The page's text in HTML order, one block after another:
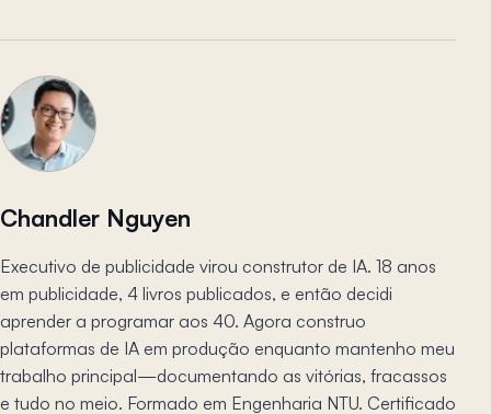
Chandler Nguyen
Executivo de publicidade virou construtor de IA. 18 anos
em publicidade, 4 livros publicados, e então decidi
aprender a programar aos 40. Agora construo
plataformas de IA em produção enquanto mantenho meu
trabalho principal—documentando as vitórias, fracassos
e tudo no meio. Formado em Engenharia NTU. Certificado